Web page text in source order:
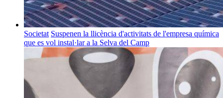
Societat Suspenen la llicència d'activitats de l'empresa química
que es vol instal·lar a la Selva del Camp